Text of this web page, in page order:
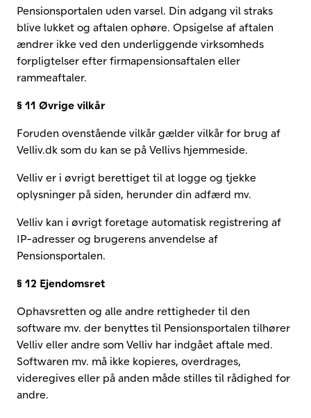
Pensionsportalen uden varsel. Din adgang vil straks
blive lukket og aftalen ophøre. Opsigelse af aftalen
ændrer ikke ved den underliggende virksomheds
forpligtelser efter firmapensionsaftalen eller
rammeaftaler.
§ 11 Øvrige vilkår
Foruden ovenstående vilkår gælder vilkår for brug af
Velliv.dk som du kan se på Vellivs hjemmeside.
Velliv er i øvrigt berettiget til at logge og tjekke
oplysninger på siden, herunder din adfærd mv.
Velliv kan i øvrigt foretage automatisk registrering af
IP-adresser og brugerens anvendelse af
Pensionsportalen.
§ 12 Ejendomsret
Ophavsretten og alle andre rettigheder til den
software mv. der benyttes til Pensionsportalen tilhører
Velliv eller andre som Velliv har indgået aftale med.
Softwaren mv. må ikke kopieres, overdrages,
videregives eller på anden måde stilles til rådighed for
andre.